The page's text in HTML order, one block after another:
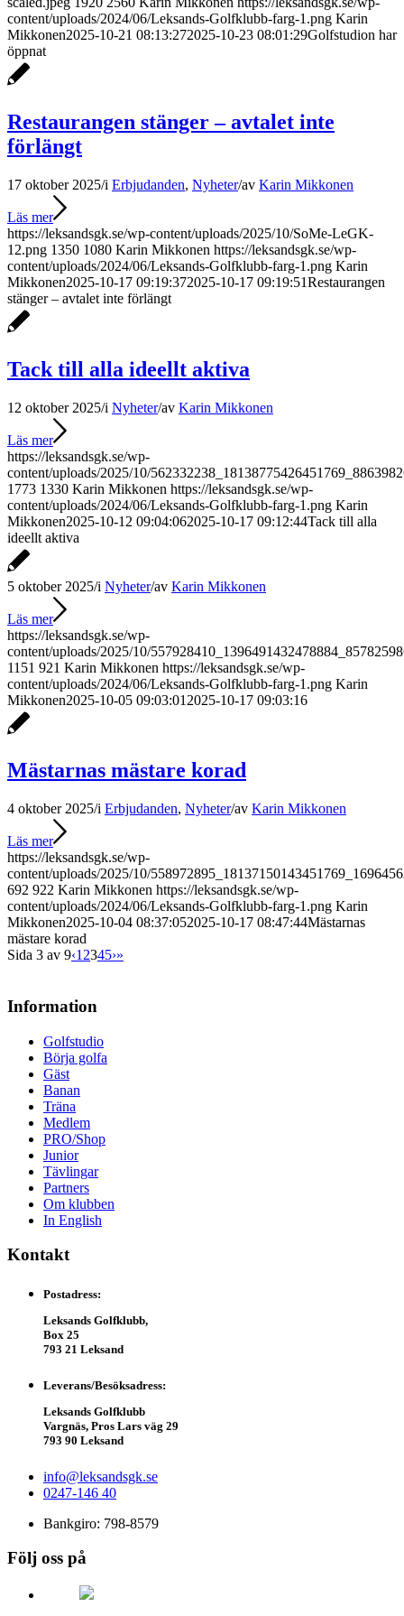
content/uploads/2024/06/Leksands-Golfklubb-farg-1.png Karin
Mikkonen2025-10-21 08:13:272025-10-23 08:01:29Golfstudion har
öppnat
Restaurangen stänger – avtalet inte
förlängt
17 oktober 2025/i Erbjudanden, Nyheter/av Karin Mikkonen
Läs mer
https://leksandsgk.se/wp-content/uploads/2025/10/SoMe-LeGK-
12.png 1350 1080 Karin Mikkonen https://leksandsgk.se/wp-
content/uploads/2024/06/Leksands-Golfklubb-farg-1.png Karin
Mikkonen2025-10-17 09:19:372025-10-17 09:19:51Restaurangen
stänger – avtalet inte förlängt
Tack till alla ideellt aktiva
12 oktober 2025/i Nyheter/av Karin Mikkonen
Läs mer
https://leksandsgk.se/wp-
content/uploads/2025/10/
1773 1330 Karin Mikkonen https://leksandsgk.se/wp-
content/uploads/2024/06/Leksands-Golfklubb-farg-1.png Karin
Mikkonen2025-10-12 09:04:062025-10-17 09:12:44Tack till alla
ideellt aktiva
5 oktober 2025/i Nyheter/av Karin Mikkonen
Läs mer
https://leksandsgk.se/wp-
content/uploads/2025/10/
1151 921 Karin Mikkonen https://leksandsgk.se/wp-
content/uploads/2024/06/Leksands-Golfklubb-farg-1.png Karin
Mikkonen2025-10-05 09:03:01 2025-10-17 09:03:16
Mästarnas mästare korad
4 oktober 2025/i Erbjudanden, Nyheter/av Karin Mikkonen
Läs mer
https://leksandsgk.se/wp-
content/uploads/2025/10/
692 922 Karin Mikkonen https://leksandsgk.se/wp-
content/uploads/2024/06/Leksands-Golfklubb-farg-1.png Karin
Mikkonen2025-10-04 08:37:052025-10-17 08:47:44Mästarnas
mästare korad
Sida 3 av 9‹1 2345›»
Information
Golfstudio
Börja golfa
Gäst
Banan
Träna
Medlem
PRO/Shop
Junior
Tävlingar
Partners
Om klubben
In English
Kontakt
Postadress:
Leksands Golfklubb,
Box 25
793 21 Leksand
Leverans/Besöksadress:
Leksands Golfklubb
Vargnäs, Pros Lars väg 29
793 90 Leksand
info@leksandsgk.se
0247-146 40
Bankgiro: 798-8579
Följ oss på